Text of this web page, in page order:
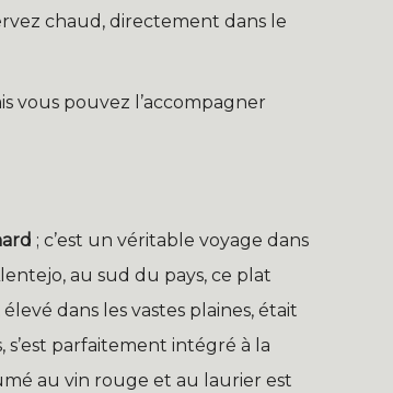
chaud, directement dans le
vous pouvez l’accompagner
; c’est un véritable voyage dans
au sud du pays, ce plat
dans les vastes plaines, était
parfaitement intégré à la
au vin rouge et au laurier est